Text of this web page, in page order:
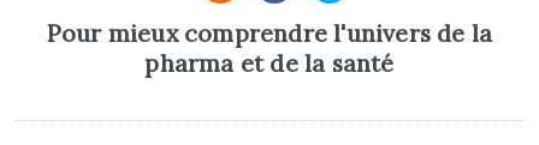
Pour mieux comprendre l'univers de la
pharma et de la santé